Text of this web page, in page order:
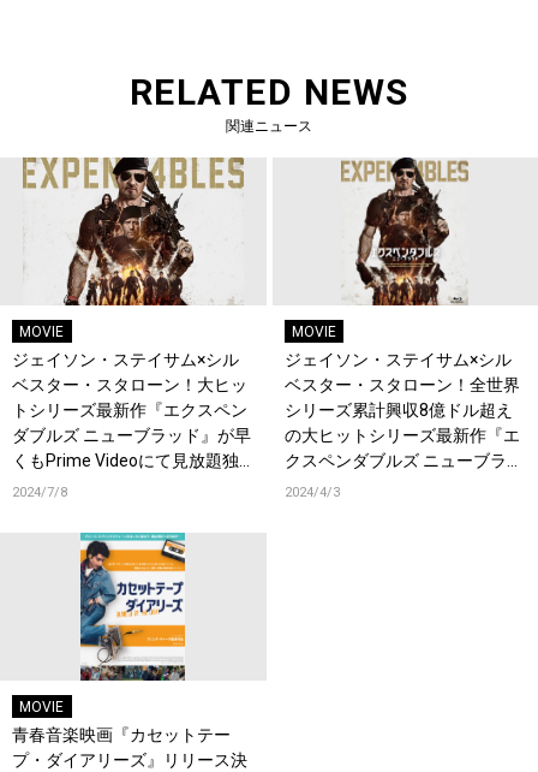
RELATED NEWS
関連ニュース
MOVIE
ジェイソン・ステイサム×シル
ベスター・スタローン！大ヒッ
トシリーズ最新作『エクスペン
ダブルズ ニューブラッド』が早
くもPrime Videoにて見放題独
占配信開始決定！
2024/7/8
MOVIE
ジェイソン・ステイサム×シル
ベスター・スタローン！全世界
シリーズ累計興収8億ドル超え
の大ヒットシリーズ最新作『エ
クスペンダブルズ ニューブラッ
ド』Blu-ray&DVDリリース決
2024/4/3
MOVIE
青春音楽映画『カセットテー
プ・ダイアリーズ』リリース決